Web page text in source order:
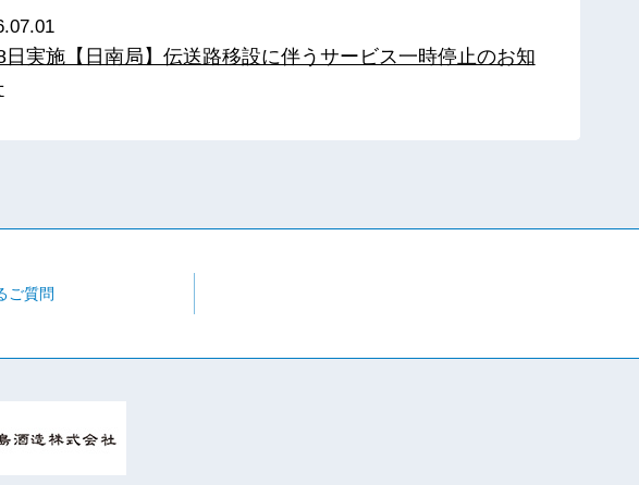
日実施【日南局】伝送路移設に伴うサービス一時停止のお知
ご質問